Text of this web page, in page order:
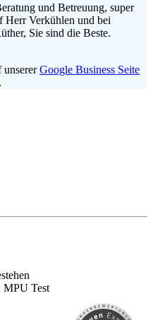
und Betreuung, super
Herr Verkühlen und bei
Sie sind die Beste.
unsererGoogle Business Seite
.
MPU Test